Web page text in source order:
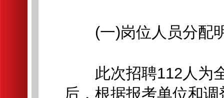
(一)岗位人员分配
此次招聘112人为全
后，根据报考单位和